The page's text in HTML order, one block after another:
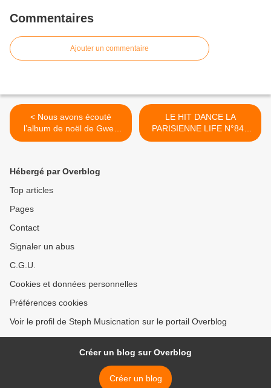
Commentaires
Ajouter un commentaire
< Nous avons écouté
l’album de noël de Gwen
Stefani !
LE HIT DANCE LA
PARISIENNE LIFE N°84 -
20 OCTOBRE 2017 >
Hébergé par Overblog
Top articles
Pages
Contact
Signaler un abus
C.G.U.
Cookies et données personnelles
Préférences cookies
Voir le profil de Steph Musicnation sur le portail Overblog
Créer un blog sur Overblog
Créer un blog